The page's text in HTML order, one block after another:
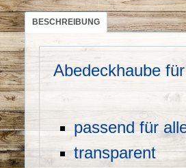
BESCHREIBUNG
Abedeckhaube
passend für
transparent